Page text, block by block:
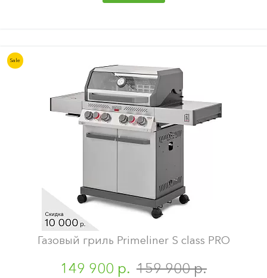
Sale
Газовый гриль Primeliner S class PRO
149 900 р. 159 900 р.